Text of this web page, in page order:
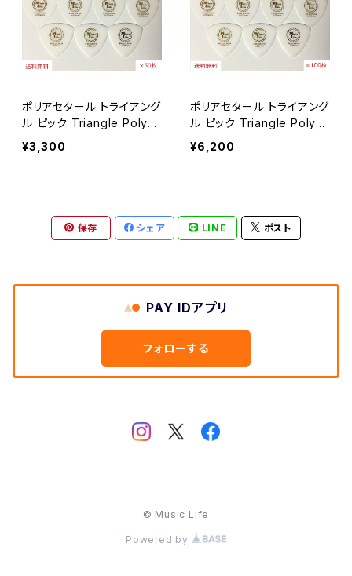
ポリアセタール トライアング
ル ピック Triangle Polyac
etal 【×50枚】送料無料
¥3,300
ポリアセタール トライアング
ル ピック Triangle Polyac
etal 【×100枚】送料無料
¥6,200
保存 シェア LINE ポスト
PAY IDアプリ
フォローする
© Music Life
Powered by